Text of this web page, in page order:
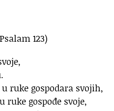
123)
ruke gospodara svojih,
ruke gospođe svoje,